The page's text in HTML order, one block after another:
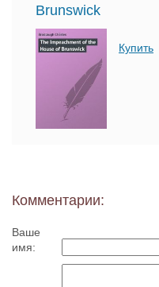
Brunswick
Купить
Комментарии:
Ваше
имя: